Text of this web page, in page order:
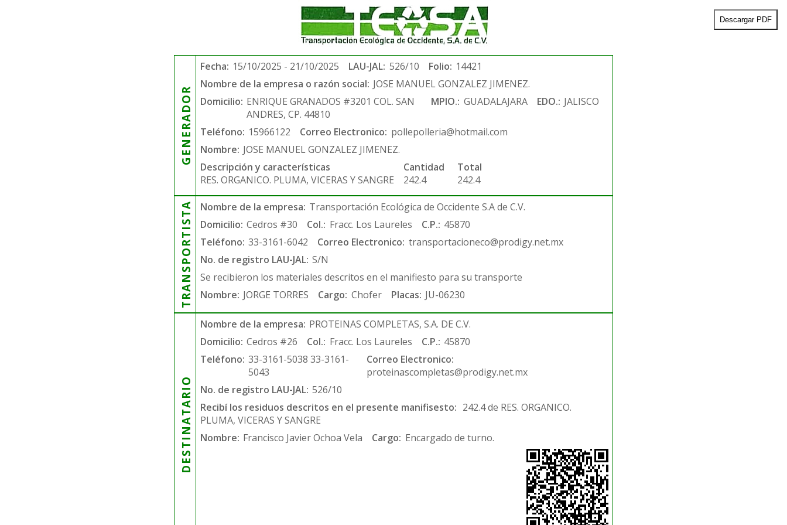
Descargar PDF
GENERADOR
Fecha: 15/10/2025 - 21/10/2025 LAU-JAL: 526/10 Folio: 14421
Nombre de la empresa o razón social: JOSE MANUEL GONZALEZ JIMENEZ.
Domicilio: ENRIQUE GRANADOS #3201 COL. SAN
ANDRES, CP. 44810
MPIO.: GUADALAJARA EDO.: JALISCO
Teléfono: 15966122 Correo Electronico: pollepolleria@hotmail.com
Nombre: JOSE MANUEL GONZALEZ JIMENEZ.
Descripción y características
RES. ORGANICO. PLUMA, VICERAS Y SANGRE
Cantidad
242.4
Total
242.4
TRANSPORTISTA Nombre de la empresa: Transportación Ecológica de Occidente S.A de C.V.
Domicilio: Cedros #30 Col.: Fracc. Los Laureles C.P.: 45870
Teléfono: 33-3161-6042 Correo Electronico: transportacioneco@prodigy.net.mx
No. de registro LAU-JAL: S/N
Se recibieron los materiales descritos en el manifiesto para su transporte
Nombre: JORGE TORRES Cargo: Chofer Placas: JU-06230
DESTINATARIO
Nombre de la empresa: PROTEINAS COMPLETAS, S.A. DE C.V.
Domicilio: Cedros #26 Col.: Fracc. Los Laureles C.P.: 45870
Teléfono: 33-3161-5038 33-3161-
5043
Correo Electronico:
proteinascompletas@prodigy.net.mx
No. de registro LAU-JAL: 526/10
Recibí los residuos descritos en el presente manifisesto: 242.4 de RES. ORGANICO.
PLUMA, VICERAS Y SANGRE
Nombre: Francisco Javier Ochoa Vela Cargo: Encargado de turno.